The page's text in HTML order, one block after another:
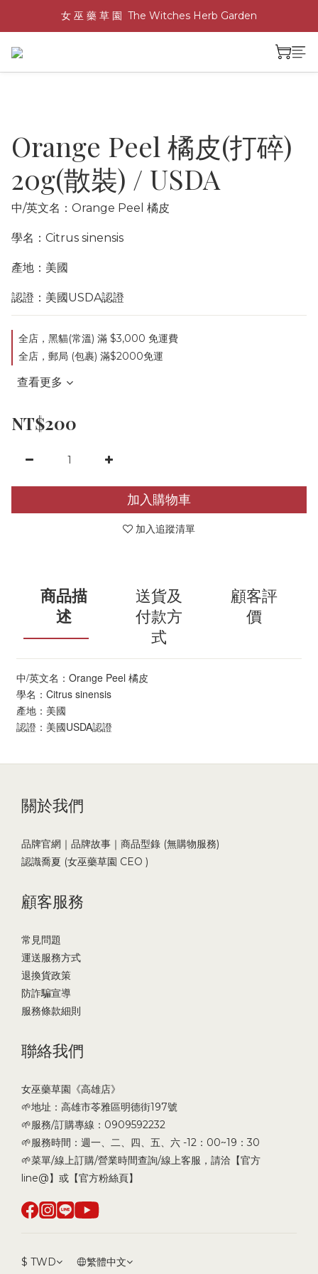
女 巫 藥 草 園  The Witches Herb Garden
Orange Peel 橘皮(打碎)
20g(散裝) / USDA
中/英文名：Orange Peel 橘皮
學名：Citrus sinensis
產地：美國
認證：美國USDA認證
全店，黑貓(常溫) 滿 $3,000 免運費
全店，郵局 (包裹) 滿$2000免運
查看更多
NT$200
加入購物車
加入追蹤清單
商品描
述
送貨及
付款方
式
顧客評
價
中/英文名：Orange Peel 橘皮
學名：Citrus sinensis
產地：美國
認證：美國USDA認證
關於我們
品牌官網｜品牌故事｜商品型錄 (無購物服務)
認識喬夏 (女巫藥草園 CEO )
顧客服務
常見問題
運送服務方式
退換貨政策
防詐騙宣導
服務條款細則
聯絡我們
女巫藥草園《高雄店》
🌱地址：高雄市苓雅區明德街197號
🌱服務/訂購專線：0909592232
🌱服務時間：週一、二、四、五、六 -12：00~19：30
🌱菜單/線上訂購/營業時間查詢/線上客服，請洽【官方
line@】或【官方粉絲頁】
$ TWD 繁體中文